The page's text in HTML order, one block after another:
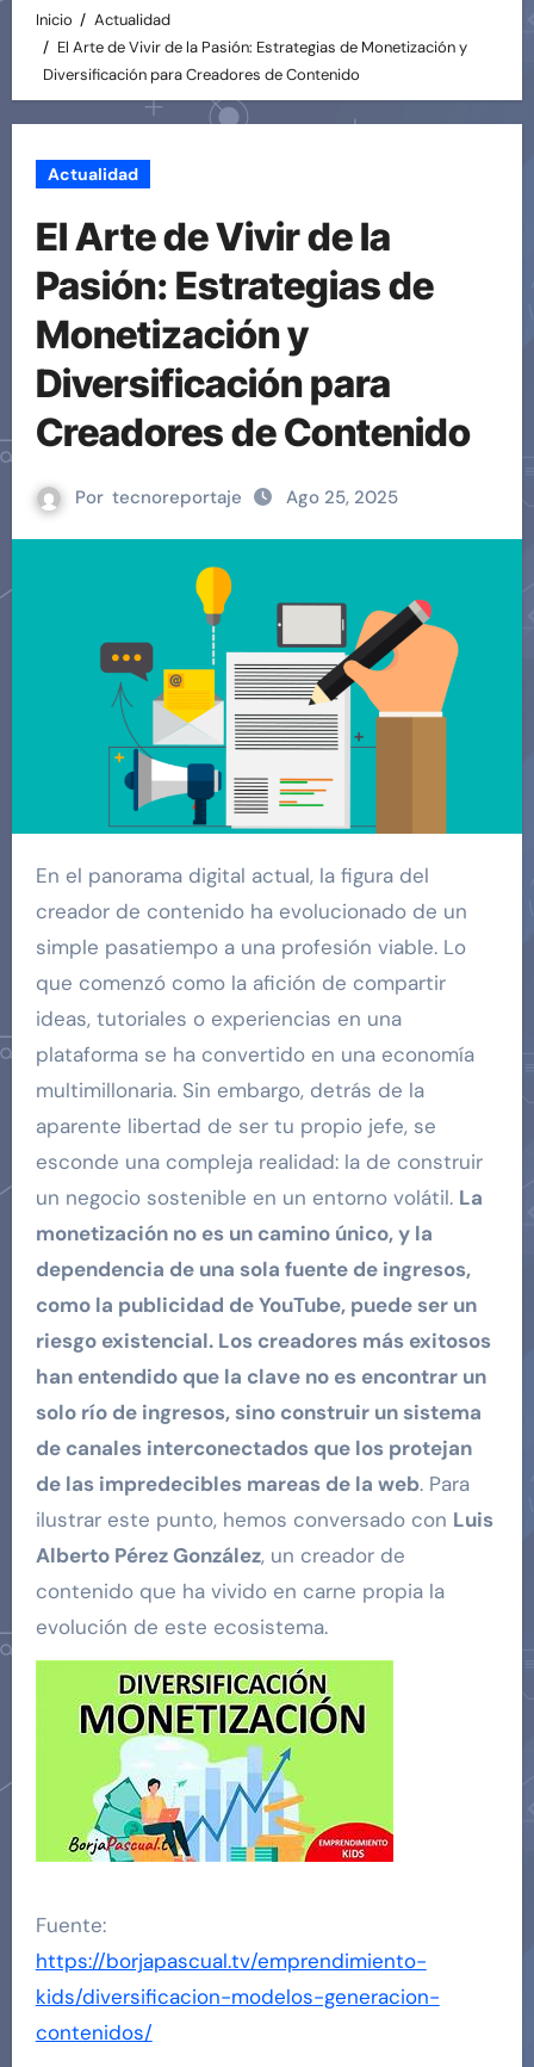
Inicio
Actualidad
El Arte de Vivir de la Pasión: Estrategias de Monetización y
Diversificación para Creadores de Contenido
Actualidad
El Arte de Vivir de la
Pasión: Estrategias de
Monetización y
Diversificación para
Creadores de Contenido
Por tecnoreportaje Ago 25, 2025
En el panorama digital actual, la figura del
creador de contenido ha evolucionado de un
simple pasatiempo a una profesión viable. Lo
que comenzó como la afición de compartir
ideas, tutoriales o experiencias en una
plataforma se ha convertido en una economía
multimillonaria. Sin embargo, detrás de la
aparente libertad de ser tu propio jefe, se
esconde una compleja realidad: la de construir
un negocio sostenible en un entorno volátil. La
monetización no es un camino único, y la
dependencia de una sola fuente de ingresos,
como la publicidad de YouTube, puede ser un
riesgo existencial. Los creadores más exitosos
han entendido que la clave no es encontrar un
solo río de ingresos, sino construir un sistema
de canales interconectados que los protejan
de las impredecibles mareas de la web. Para
ilustrar este punto, hemos conversado con Luis
Alberto Pérez González, un creador de
contenido que ha vivido en carne propia la
evolución de este ecosistema.
Fuente:
https://borjapascual.tv/emprendimiento-
kids/diversificacion-modelos-generacion-
contenidos/